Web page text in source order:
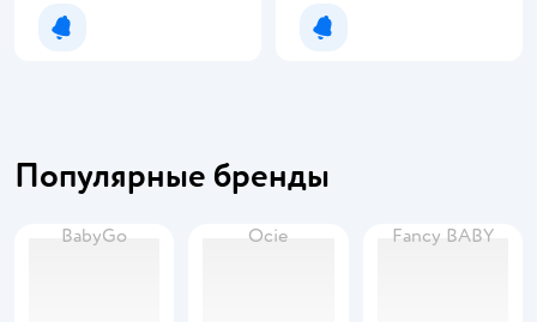
Уведомить о появлении Уведомить о появлении
Популярные бренды
BabyGo Ocie Fancy BABY